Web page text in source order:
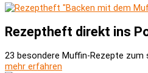
Rezeptheft direkt ins
23 besondere Muffin-Rezepte
mehr erfahren